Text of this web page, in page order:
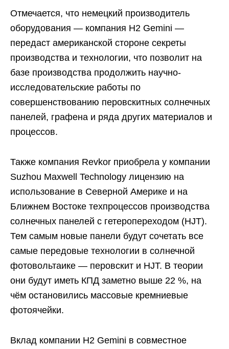
Отмечается, что немецкий производитель
оборудования — компания H2 Gemini —
передаст американской стороне секреты
производства и технологии, что позволит на
базе производства продолжить научно-
исследовательские работы по
совершенствованию перовскитных солнечных
панелей, графена и ряда других материалов и
процессов.
Также компания Revkor приобрела у компании
Suzhou Maxwell Technology лицензию на
использование в Северной Америке и на
Ближнем Востоке техпроцессов производства
солнечных панелей с гетеропереходом (HJT).
Тем самым новые панели будут сочетать все
самые передовые технологии в солнечной
фотовольтаике — перовскит и HJT. В теории
они будут иметь КПД заметно выше 22 %, на
чём остановились массовые кремниевые
фотоячейки.
Вклад компании H2 Gemini в совместное